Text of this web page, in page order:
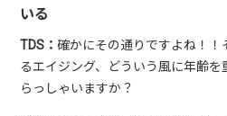
いる
TDS：確かにその通りですよね！
るエイジング、どういう風に年齢
らっしゃいますか？